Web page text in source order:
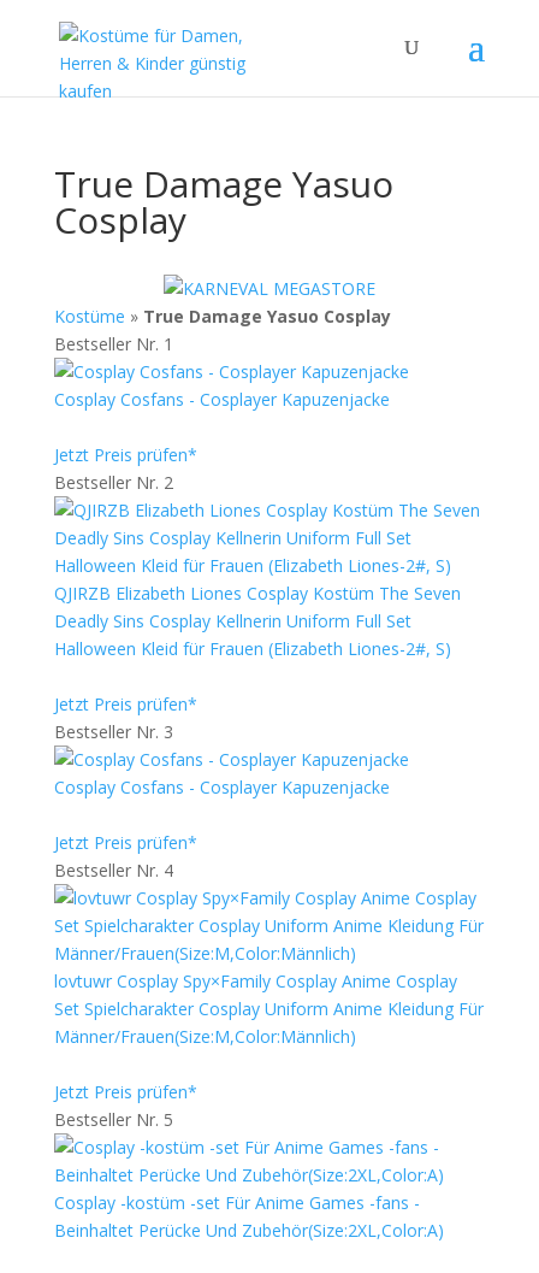
True Damage Yasuo
Cosplay
Kostüme » True Damage Yasuo Cosplay
Bestseller Nr. 1
Cosplay Cosfans - Cosplayer Kapuzenjacke
Jetzt Preis prüfen*
Bestseller Nr. 2
QJIRZB Elizabeth Liones Cosplay Kostüm The Seven
Deadly Sins Cosplay Kellnerin Uniform Full Set
Halloween Kleid für Frauen (Elizabeth Liones-2#, S)
Jetzt Preis prüfen*
Bestseller Nr. 3
Cosplay Cosfans - Cosplayer Kapuzenjacke
Jetzt Preis prüfen*
Bestseller Nr. 4
lovtuwr Cosplay Spy×Family Cosplay Anime Cosplay
Set Spielcharakter Cosplay Uniform Anime Kleidung Für
Männer/Frauen(Size:M,Color:Männlich)
Jetzt Preis prüfen*
Bestseller Nr. 5
Cosplay -kostüm -set Für Anime Games -fans -
Beinhaltet Perücke Und Zubehör(Size:2XL,Color:A)